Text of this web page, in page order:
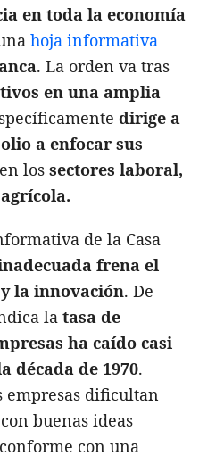
en toda la economía
hoja informativa
. La orden va tras
en una amplia
dirige a
a enfocar sus
los sectores laboral,
de la Casa
frena el
la innovación. De
la tasa de
ha caído casi
década de 1970.
empresas dificultan
buenas ideas
con una